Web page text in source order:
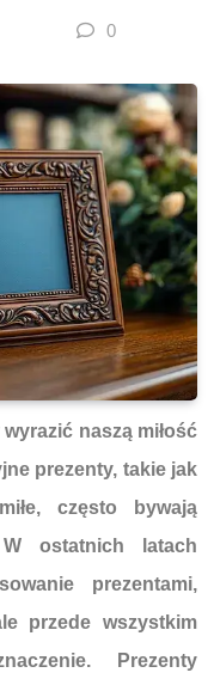
0
naszą miłość
prezenty, takie jak
często bywają
ostatnich latach
prezentami,
przede wszystkim
Prezenty